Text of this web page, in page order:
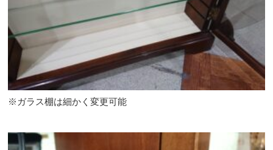
※ガラス棚は細かく変更可能